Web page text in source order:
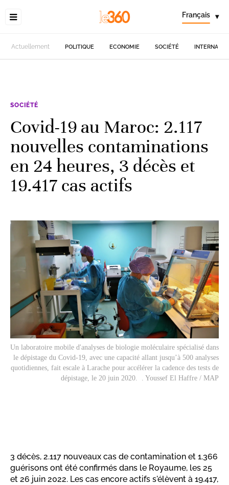
Français ▾
Actuellement POLITIQUE ECONOMIE SOCIÉTÉ
SOCIÉTÉ
Covid-19 au Maroc: 2.117
nouvelles contaminations
en 24 heures, 3 décès et
19.417 cas actifs
Un laboratoire mobile d'analyses de biologie moléculaire spécialisé dans
le dépistage du Covid-19, avec une capacité allant jusqu’à 500 analyses
quotidiennes, fait escale à Larache pour accélérer la cadence des tests de
dépistage, le 20 juin 2020. . Youssef El Haffre / MAP
3 décès, 2.117 nouveaux cas de contamination et 1.366
guérisons ont été confirmés dans le Royaume, les 25
et 26 juin 2022. Les cas encore actifs s'élèvent à 19.417,